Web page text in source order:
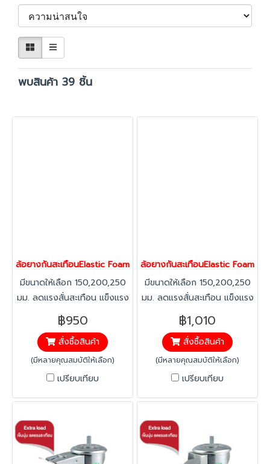
พบสินค้า 39 ชิ้น
ล้อยางกันสะเทือนElastic Foam ล้อยางโฟม ล้อลดแรงเข็น ล้อแป้นต
มีขนาดให้เลือก 150,200,250
มม. ลดแรงสั่นสะเทือน แข็งแรง
ไม่ยุบตัว ยืดหยุ่นสูง เพิ่ม
ประสิทธิภาพในการทำงาน เข็น
เบา ใช้แรงน้อย
฿950
สั่งซื้อสินค้า
(มีหลายคุณสมบัติให้เลือก)
เปรียบเทียบ
ล้อยางกันสะเทือนElastic Foam
มีขนาดให้เลือก 150,200,250
มม. ลดแรงสั่นสะเทือน แข็งแรง
ไม่ยุบตัว ยืดหยุ่นสูง เพิ่ม
ประสิทธิภาพในการทำงาน เข็น
เบา ใช้แรงน้อย
฿1,010
สั่งซื้อสินค้า
(มีหลายคุณสมบัติให้เลือก)
เปรียบเทียบ